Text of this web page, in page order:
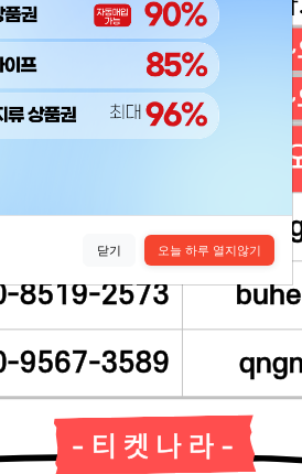
닫기 오늘 하루 열지않기